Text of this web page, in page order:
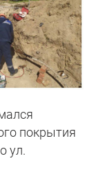
покрытия
ул.